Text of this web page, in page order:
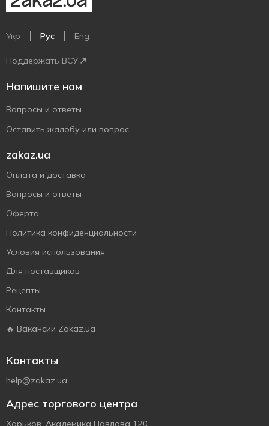
Укр Рус Eng
Поддержать ВСУ
Напишите нам
Вопросы и ответы
Оставить жалобу или вопрос
zakaz.ua
Оплата и доставка
Вопросы и ответы
Оферта
Политика конфиденциальности
Условия использования
Для поставщиков
Рецепты
Контакты
🔥 Вакансии Zakaz.ua
Контакты
help@zakaz.ua
Адрес торгового центра
Харьков, Академика Павлова 120